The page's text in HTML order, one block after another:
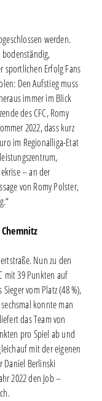
werden.
Erfolg Fans
Den Aufstieg muss
immer im Blick
des CFC, Romy
2022, dass kurz
im Regionalliga-Etat
– an der
von Romy Polster,
Nun zu den
mit 39 Punkten auf
vom Platz (48 %),
konnte man
das Team von
pro Spiel ab und
mit der eigenen
Daniel Berlinski
2022 den Job –